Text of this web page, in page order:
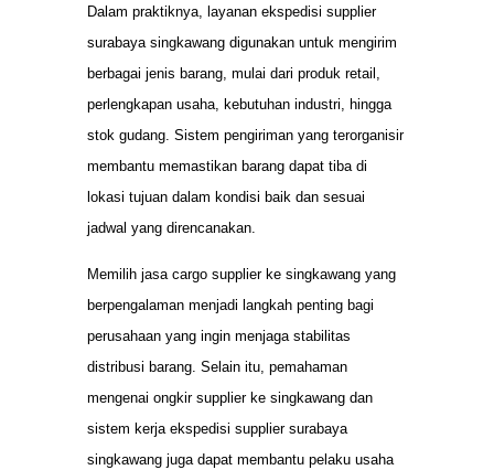
Dalam praktiknya, layanan ekspedisi supplier
surabaya singkawang digunakan untuk mengirim
berbagai jenis barang, mulai dari produk retail,
perlengkapan usaha, kebutuhan industri, hingga
stok gudang. Sistem pengiriman yang terorganisir
membantu memastikan barang dapat tiba di
lokasi tujuan dalam kondisi baik dan sesuai
jadwal yang direncanakan.
Memilih jasa cargo supplier ke singkawang yang
berpengalaman menjadi langkah penting bagi
perusahaan yang ingin menjaga stabilitas
distribusi barang. Selain itu, pemahaman
mengenai ongkir supplier ke singkawang dan
sistem kerja ekspedisi supplier surabaya
singkawang juga dapat membantu pelaku usaha